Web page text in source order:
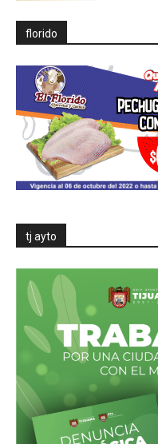
florido
tj ayto